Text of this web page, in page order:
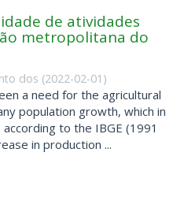
de atividades
metropolitana do
dos (2022-02-01 )
a need for the agricultural
population growth, which in
to the IBGE (1991
in production ...